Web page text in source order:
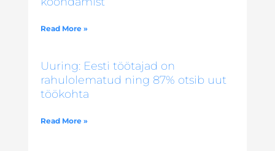
Read More »
Uuring: Eesti töötajad on
rahulolematud ning 87% otsib uut
töökohta
Read More »